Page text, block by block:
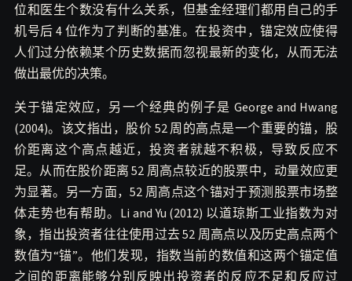
位和医生个数没有什么关系，但基金经理们都用自己的手
机号后 4 位作为了判断的基准。在投资中，锚定效应使得
人们过分依赖某个历史数据而忽视最新的变化，从而无法
做出最优的决策。
关于锚定效应，另一个经典的例子是 George and Hwang
(2004)。该文指出，股价 52 周的高点是一个重要的锚，股
价距离这个高点越近，投资者就越不积极，导致反应不
足。从而在股价距离 52 周高点较近的股票中，动量效应更
为显著。另一方面，52 周高点这个锚对于预测股票市场整
体走势也有帮助。Li and Yu (2012) 以道琼斯工业指数为对
象，指出投资者往往使用过去 52 周高点以及历史高点两个
数值为“锚”。他们发现，指数当前的数值和这两个锚定值
之间的距离能够分别反映出投资者的反应不足和反应过